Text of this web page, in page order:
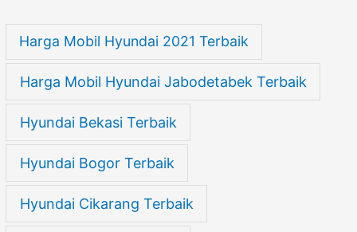
Harga Mobil Hyundai 2021 Terbaik
Harga Mobil Hyundai Jabodetabek Terbaik
Hyundai Bekasi Terbaik
Hyundai Bogor Terbaik
Hyundai Cikarang Terbaik